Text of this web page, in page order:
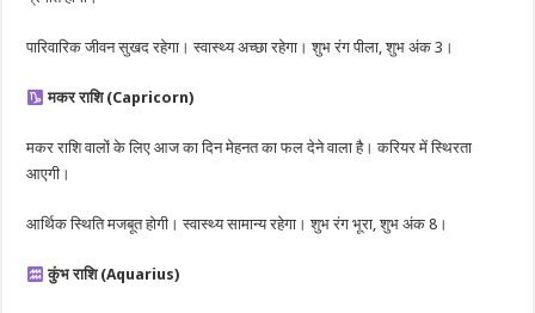
पारिवारिक जीवन सुखद रहेगा। स्वास्थ्य अच्छा रहेगा। शुभ रंग पीला, शुभ अंक 3।
मकर राशि (Capricorn)
मकर राशि वालों के लिए आज का दिन मेहनत का फल देने वाला है। करियर में स्थिरता
आएगी।
आर्थिक स्थिति मजबूत होगी। स्वास्थ्य सामान्य रहेगा। शुभ रंग भूरा, शुभ अंक 8।
कुंभ राशि (Aquarius)